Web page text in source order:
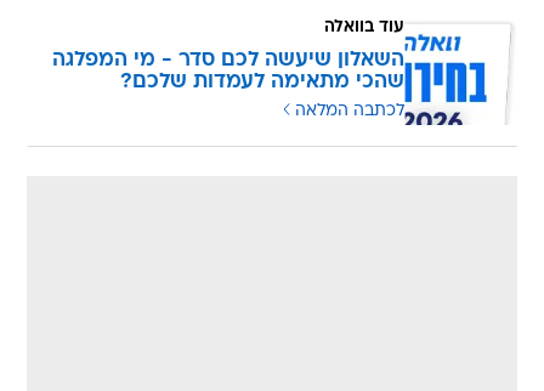
עוד בוואלה
השאלון שיעשה לכם סדר - מי המפלגה
שהכי מתאימה לעמדות שלכם?
לכתבה המלאה